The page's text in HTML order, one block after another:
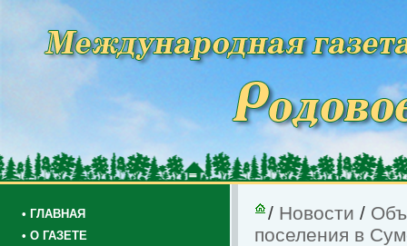
• ГЛАВНАЯ
• О ГАЗЕТЕ
/ Новости /
поселения в